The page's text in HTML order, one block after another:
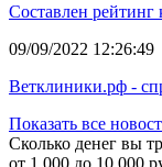
Составлен
09/09/2022 12:26:49
Ветклиники.рф -
Показать все
Сколько денег вы
от 1 000 до 10 000